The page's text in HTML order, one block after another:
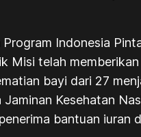
Indonesia
Misi telah
bayi dari 27
Kesehatan
bantuan iuran